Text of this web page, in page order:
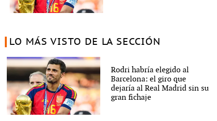
LO MÁS VISTO DE LA SECCIÓN
Rodri habría elegido al
Barcelona: el giro que
dejaría al Real Madrid sin su
gran fichaje